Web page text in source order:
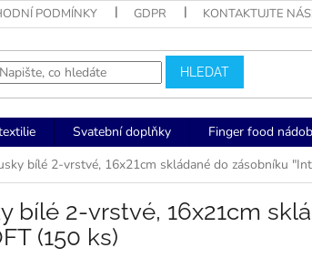
PODMÍNKY GDPR KONTAKTUJTE NÁS!
HLEDAT
Svatební doplňky Finger food
bílé 2-vrstvé, 16x21cm skládané do zásobníku
bílé 2-vrstvé, 16x21cm
(150 ks)